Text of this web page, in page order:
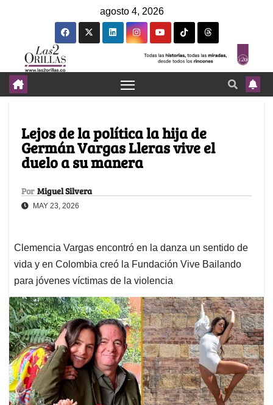
agosto 4, 2026
Lejos de la política la hija de
Germán Vargas Lleras vive el
duelo a su manera
Por Miguel Silvera
MAY 23, 2026
Clemencia Vargas encontró en la danza un sentido de
vida y en Colombia creó la Fundación Vive Bailando
para jóvenes víctimas de la violencia